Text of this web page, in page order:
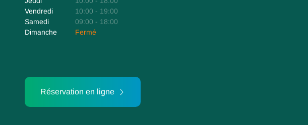
Vendredi
Samedi
Dimanche
10:00 - 19:00
09:00 - 18:00
Fermé
Réservation en ligne